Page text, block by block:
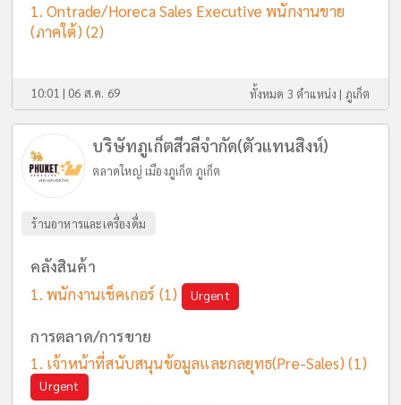
Ontrade/Horeca Sales Executive พนักงานขาย
(ภาคใต้) (2)
10:01 | 06 ส.ค. 69 ทั้งหมด 3 ตำแหน่ง | ภูเก็ต
บริษัทภูเก็ตสีวลีจำกัด(ตัวแทนสิงห์)
ตลาดใหญ่ เมืองภูเก็ต ภูเก็ต
ร้านอาหารและเครื่องดื่ม
คลังสินค้า
พนักงานเช็คเกอร์ (1) Urgent
การตลาด/การขาย
เจ้าหน้าที่สนับสนุนข้อมูลและกลยุทธ(Pre-Sales) (1)
Urgent